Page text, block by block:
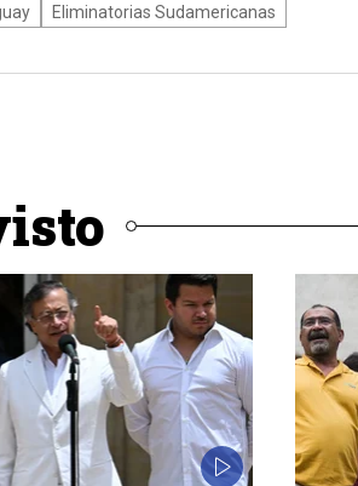
Eliminatorias Sudamericanas